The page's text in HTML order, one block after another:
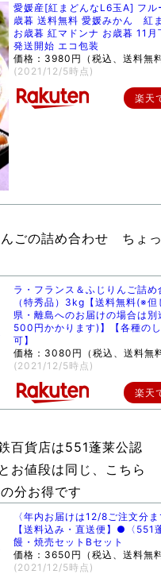
愛媛産[紅まどんなL6玉A] フル
歳暮 送料無料 愛媛みかん 紅
お歳暮 紅マドンナ お歳暮 11月
発送開始 エコ包装
価格：3980円（税込、送料無
(2021/12/5時点)
楽天
ごの詰め合わせ ちょ
ラ・フランス＆ふじりんご詰め
（特秀品）3kg【送料無料(※但
県・離島へのお届けの場合は別
500円かかります)】【各種の
可】
価格：3080円（税込、送料無
(2021/12/5時点)
楽天
百貨店は551蓬莱公認
お値段は同じ、こちら
分お得です
〈年内お届けは12/8ご注文分
【送料込み・直送便】●〈551
饅・焼売セットBセット
価格：3650円（税込、送料無
(2021/12/5時点)